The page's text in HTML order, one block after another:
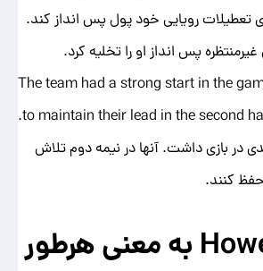
تعطیلات رویایی خود پول پس انداز کند.
پس انداز او را تخلیه کرد.
The team had a strong start in the
to maintain their lead in the second
در بازی داشت. آنها در نیمه دوم تلاش
حفظ کنند.
به معنی هرطور